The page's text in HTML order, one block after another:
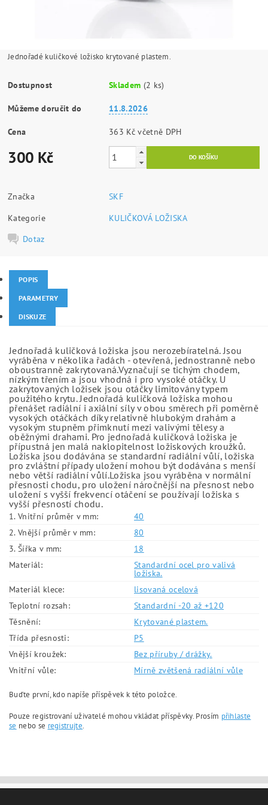
Jednořadé kuličkové ložisko krytované plastem.
Dostupnost Skladem (2 ks)
Můžeme doručit do 11.8.2026
Cena 363 Kč včetně DPH
300 Kč
Značka
SKF
Kategorie
KULIČKOVÁ LOŽISKA
Dotaz
POPIS
PARAMETRY
DISKUZE
Jednořadá kuličková ložiska jsou nerozebíratelná. Jsou
vyráběna v několika řadách - otevřená, jednostranně nebo
oboustranně zakrytovaná.Vyznačují se tichým chodem,
nízkým třením a jsou vhodná i pro vysoké otáčky. U
zakrytovaných ložisek jsou otáčky limitovány typem
použitého krytu. Jednořadá kuličková ložiska mohou
přenášet radiální i axiální síly v obou směrech při poměrně
vysokých otáčkách díky relativně hlubokým drahám a
vysokým stupněm přimknutí mezi valivými tělesy a
oběžnými drahami. Pro jednořadá kuličková ložiska je
přípustná jen malá naklopitelnost ložiskových kroužků.
Ložiska jsou dodávána se standardní radiální vůlí, ložiska
pro zvláštní případy uložení mohou být dodávána s menší
nebo větší radiální vůlí.Ložiska jsou vyráběna v normální
přesnosti chodu, pro uložení náročnější na přesnost nebo
uložení s vyšší frekvencí otáčení se používají ložiska s
vyšší přesností chodu.
1. Vnitřní průměr v mm:
40
2. Vnější průměr v mm:
80
3. Šířka v mm:
18
Materiál:
Standardní ocel pro valivá
ložiska.
Materiál klece:
lisovaná ocelová
Teplotní rozsah:
Standardní -20 až +120
Těsnění:
Krytované plastem.
Třída přesnosti:
P5
Vnější kroužek:
Bez příruby / drážky.
Vnitřní vůle:
Mírně zvětšená radiální vůle
Buďte první, kdo napíše příspěvek k této položce.
Pouze registrovaní uživatelé mohou vkládat příspěvky. Prosím přihlaste
se nebo se registrujte.